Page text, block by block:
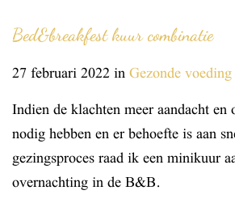
Bed&breakfest kuur combinatie
27 februari 2022inGezonde voeding
Indien de klachten meer aandacht en
nodig hebben en er behoefte is aan
gezingsproces raad ik een minikuur
overnachting in de B&B.